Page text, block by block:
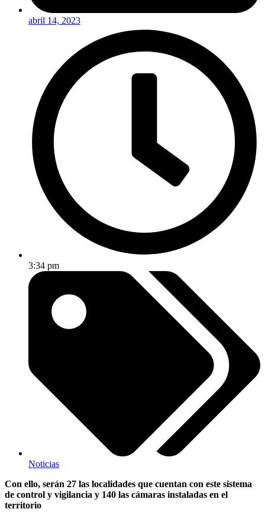
abril 14, 2023
3:34 pm
Noticias
Con ello, serán 27 las localidades que cuentan con este sistema
de control y vigilancia y 140 las cámaras instaladas en el
territorio